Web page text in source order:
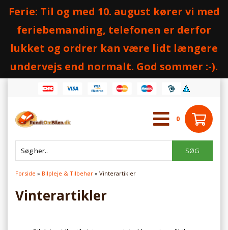
Ferie: Til og med 10. august kører vi med
feriebemanding, telefonen er derfor
lukket og ordrer kan være lidt længere
undervejs end normalt. God sommer :-).
0
Forside » Bilpleje & Tilbehør » Vinterartikler
Vinterartikler